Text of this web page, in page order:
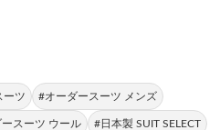
ーツ #オーダースーツ メンズ
スーツ ウール #日本製 SUIT SELECT